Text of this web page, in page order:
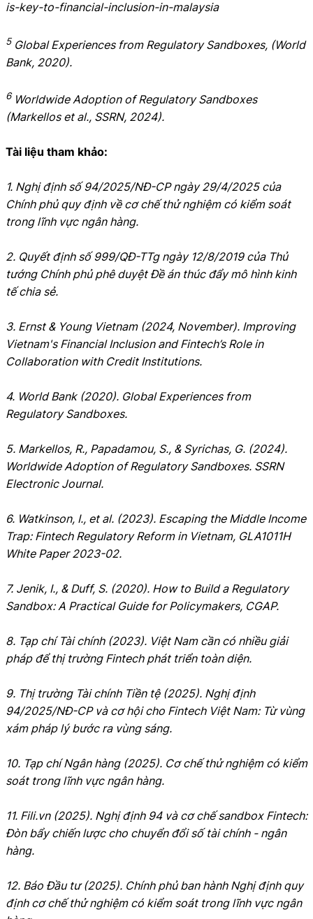
is-key-to-financial-inclusion-in-malaysia
5 Global Experiences from Regulatory Sandboxes, (World
Bank, 2020).
6Worldwide Adoption of Regulatory Sandboxes
(Markellos et al., SSRN, 2024).
Tài liệu tham khảo:
1. Nghị định số 94/2025/NĐ-CP ngày 29/4/2025 của
Chính phủ quy định về cơ chế thử nghiệm có kiểm soát
trong lĩnh vực ngân hàng.
2. Quyết định số 999/QĐ-TTg ngày 12/8/2019 của Thủ
tướng Chính phủ phê duyệt Đề án thúc đẩy mô hình kinh
tế chia sẻ.
3. Ernst & Young Vietnam (2024, November). Improving
Vietnam's Financial Inclusion and Fintech’s Role in
Collaboration with Credit Institutions.
4. World Bank (2020). Global Experiences from
Regulatory Sandboxes.
5. Markellos, R., Papadamou, S., & Syrichas, G. (2024).
Worldwide Adoption of Regulatory Sandboxes. SSRN
Electronic Journal.
6. Watkinson, I., et al. (2023). Escaping the Middle Income
Trap: Fintech Regulatory Reform in Vietnam, GLA1011H
White Paper 2023-02.
7. Jenik, I., & Duff, S. (2020). How to Build a Regulatory
Sandbox: A Practical Guide for Policymakers, CGAP.
8. Tạp chí Tài chính (2023). Việt Nam cần có nhiều giải
pháp để thị trường Fintech phát triển toàn diện.
9. Thị trường Tài chính Tiền tệ (2025). Nghị định
94/2025/NĐ-CP và cơ hội cho Fintech Việt Nam: Từ vùng
xám pháp lý bước ra vùng sáng.
10. Tạp chí Ngân hàng (2025). Cơ chế thử nghiệm có kiểm
soát trong lĩnh vực ngân hàng.
11. Fili.vn (2025). Nghị định 94 và cơ chế sandbox Fintech:
Đòn bẩy chiến lược cho chuyển đổi số tài chính - ngân
hàng.
12. Báo Đầu tư (2025). Chính phủ ban hành Nghị định quy
định cơ chế thử nghiệm có kiểm soát trong lĩnh vực ngân